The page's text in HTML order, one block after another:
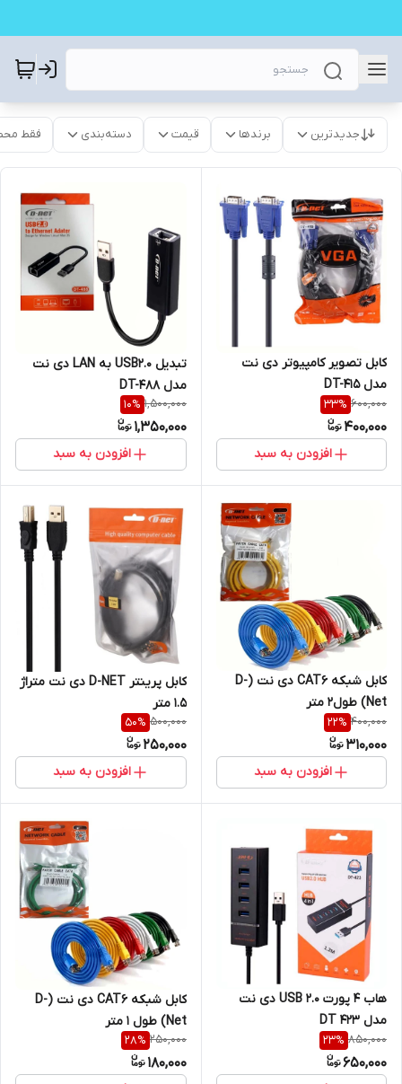
جدیدترین برندها قیمت دسته‌بندی فقط
کابل تصویر کامپیوتر دی نت
مدل DT-415
600,000
33%
400,000
افزودن به سبد
تبدیل USB2.0 به LAN دی نت
مدل DT-488
1,500,000
10%
1,350,000
افزودن به سبد
کابل شبکه CAT6 دی نت (D-
Net) طول2 متر
400,000
22%
310,000
افزودن به سبد
کابل پرینتر D-NET دی نت متراژ
1.5 متر
500,000
50%
250,000
افزودن به سبد
هاب 4 پورت 2.0 USB دی نت
مدل DT 423
850,000
23%
650,000
کابل شبکه CAT6 دی نت (D-
Net) طول 1 متر
250,000
28%
180,000